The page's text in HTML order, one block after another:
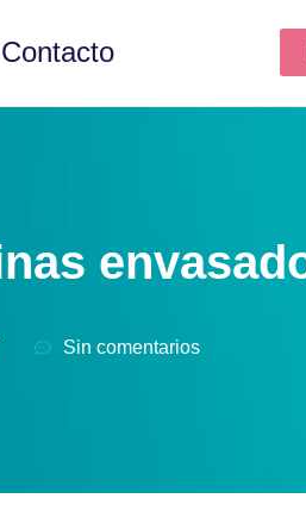
Contacto
Sin comentarios